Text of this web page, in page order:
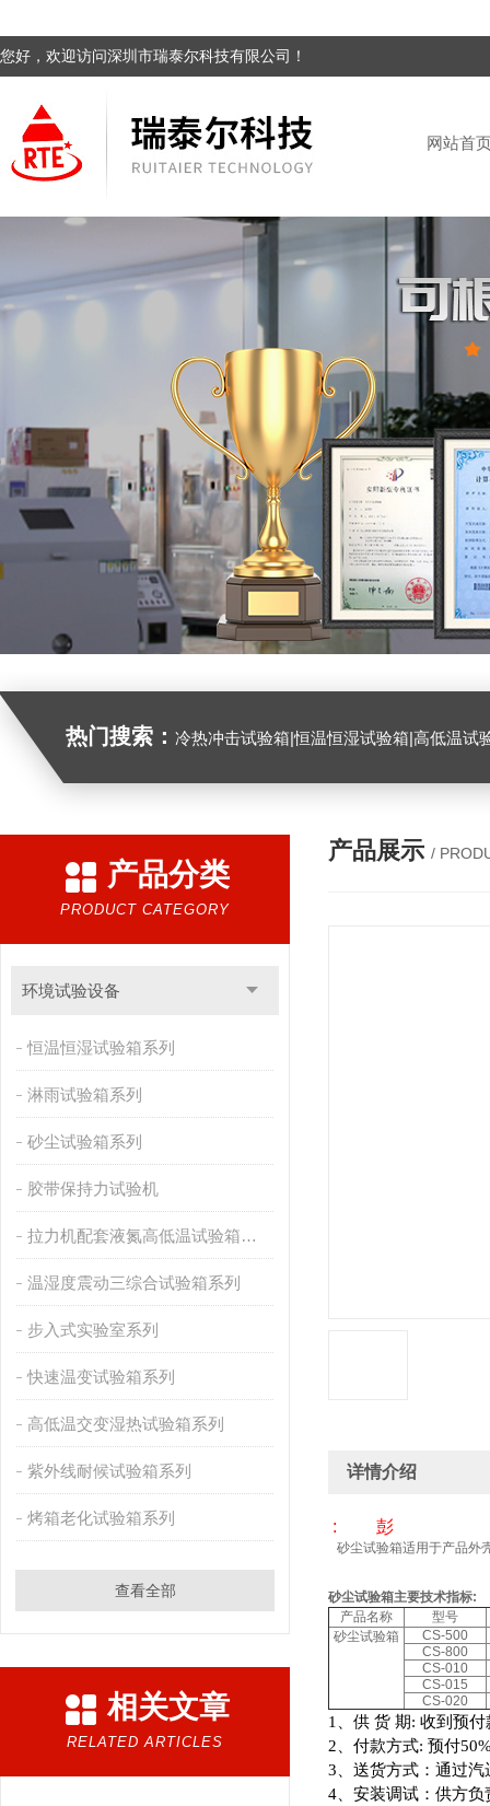
您好，欢迎访问深圳市瑞泰尔科技有限公司！
网站首
热门搜索： 冷热冲击试验箱|恒温恒湿试验箱|高低温试验箱|高低温交变试验箱|盐雾机|紫外线试验机|淋雨试验箱|臭氧试验箱|振动试
产品分类
PRODUCT CATEGORY
环境试验设备
恒温恒湿试验箱系列
淋雨试验箱系列
砂尘试验箱系列
胶带保持力试验机
拉力机配套液氮高低温试验箱系列
温湿度震动三综合试验箱系列
步入式实验室系列
快速温变试验箱系列
高低温交变湿热试验箱系列
紫外线耐候试验箱系列
烤箱老化试验箱系列
查看全部
相关文章
RELATED ARTICLES
产品展示 /
详情介绍
: 彭
砂尘试验箱适用于产品外
砂尘试验箱主要技术指标:
产品名称
型号
砂尘试验箱
CS-500
CS-800
CS-010
CS-015
CS-020
1 、供 货 期: 收到预付
2 、付款方式: 预付
3 、送货方式：通过
4 、安装调试：供方